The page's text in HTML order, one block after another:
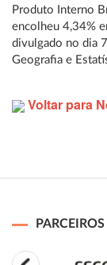
Produto Interno
encolheu 4,34%
divulgado no dia
Geografia e
Voltar para
PARCEIROS